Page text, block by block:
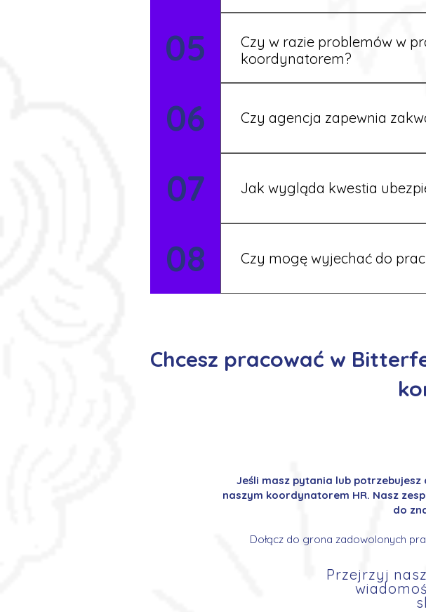
Tak, umowy podpisywane są
formalności są załatwione
05
Czy w razie problemów w
koordynatorem?
06 Czy agencja zapewnia
Tak, nasi koordynatorzy dbają o
07 Jak wygląda kwestia
Każdy pracownik otrzymuje
08 Czy mogę wyjechać do
Tak, istnieje możliwość
Chcesz pracować w
Jeśli masz pytania lub
naszym koordynatorem HR. Nasz
do
Dołącz do grona zadowolonych
Przejrzyj